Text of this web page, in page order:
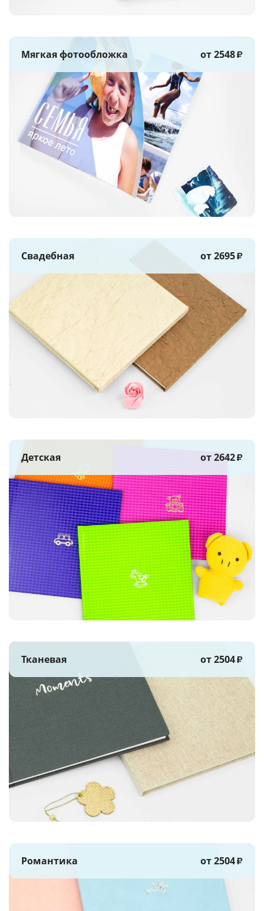
Мягкая фотообложка от 2548₽
Свадебная от 2695₽
Детская от 2642₽
Тканевая от 2504₽
Романтика от 2504₽